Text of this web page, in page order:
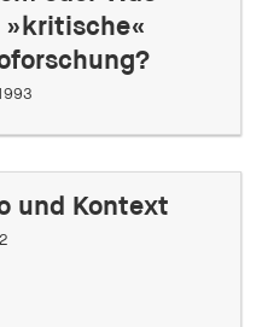
»kritische«
und Kontext